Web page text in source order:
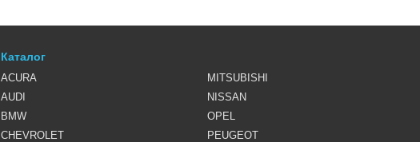
Каталог
ACURA
AUDI
BMW
CHEVROLET
MITSUBISHI
NISSAN
OPEL
PEUGEOT